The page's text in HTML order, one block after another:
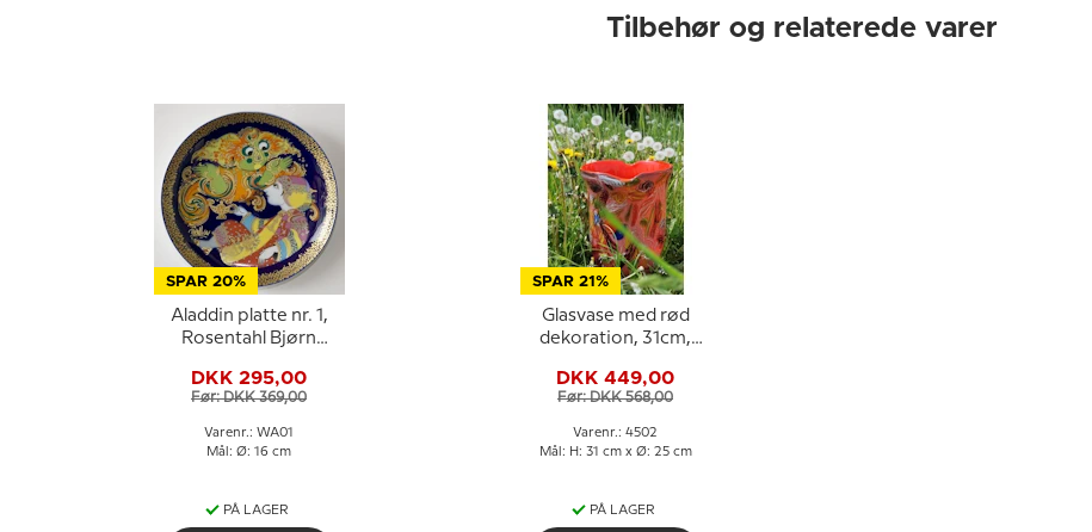
Tilbehør og relaterede varer
SPAR 20%
Aladdin platte nr. 1,
Rosentahl Bjørn
DKK 295,00
Før: DKK 369,00
Varenr.: WA01
Mål: Ø: 16 cm
PÅ LAGER
SPAR 21%
Glasvase med rød
dekoration, 31cm,
DKK 449,00
Før: DKK 568,00
Varenr.: 4502
Mål: H: 31 cm x Ø: 25 cm
PÅ LAGER